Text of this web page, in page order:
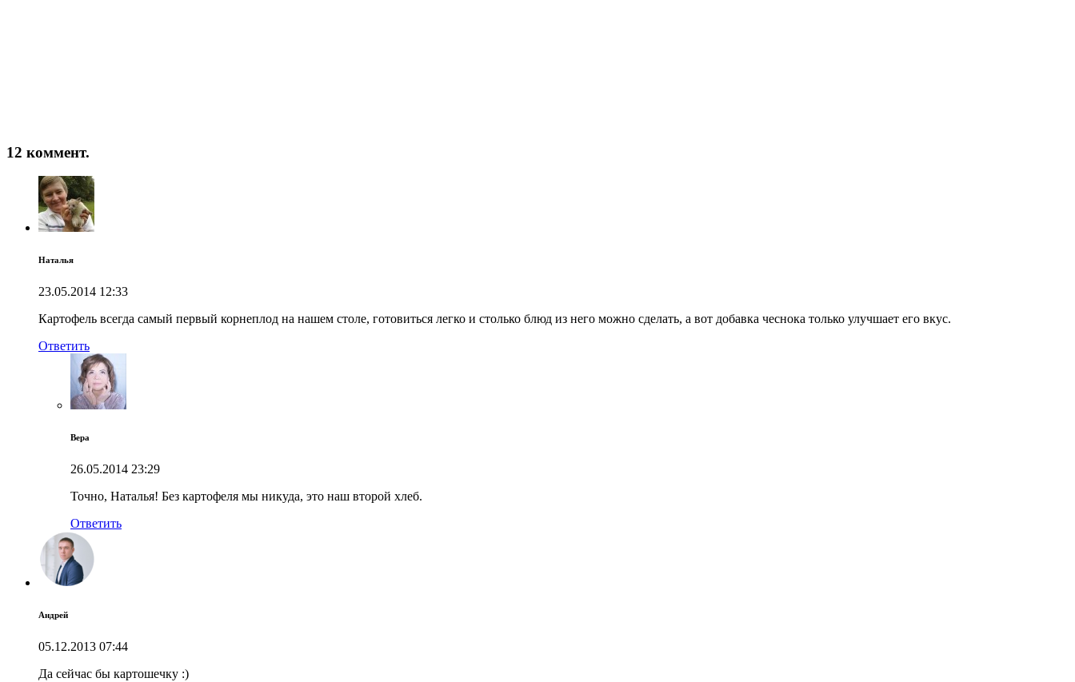
12 коммент.
Наталья
23.05.2014 12:33
Картофель всегда самый первый корнеплод на нашем столе, готовиться легко и столько блюд из него можно сделать, а вот добавка чеснока только улучшает его вкус.
Ответить
Вера
26.05.2014 23:29
Точно, Наталья! Без картофеля мы никуда, это наш второй хлеб.
Ответить
Андрей
05.12.2013 07:44
Да сейчас бы картошечку :)